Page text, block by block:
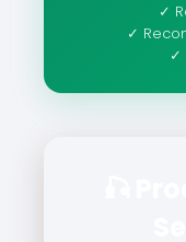
✓
✓
✓